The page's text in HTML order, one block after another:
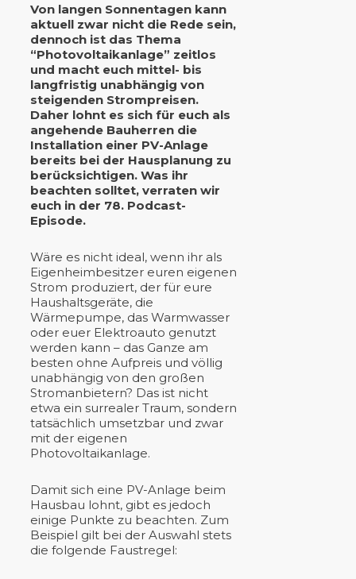
Von langen Sonnentagen kann
aktuell zwar nicht die Rede sein,
dennoch ist das Thema
“Photovoltaikanlage” zeitlos
und macht euch mittel- bis
langfristig unabhängig von
steigenden Strompreisen.
Daher lohnt es sich für euch als
angehende Bauherren die
Installation einer PV-Anlage
bereits bei der Hausplanung zu
berücksichtigen. Was ihr
beachten solltet, verraten wir
euch in der 78. Podcast-
Episode.
Wäre es nicht ideal, wenn ihr als
Eigenheimbesitzer euren eigenen
Strom produziert, der für eure
Haushaltsgeräte, die
Wärmepumpe, das Warmwasser
oder euer Elektroauto genutzt
werden kann – das Ganze am
besten ohne Aufpreis und völlig
unabhängig von den großen
Stromanbietern? Das ist nicht
etwa ein surrealer Traum, sondern
tatsächlich umsetzbar und zwar
mit der eigenen
Photovoltaikanlage.
Damit sich eine PV-Anlage beim
Hausbau lohnt, gibt es jedoch
einige Punkte zu beachten. Zum
Beispiel gilt bei der Auswahl stets
die folgende Faustregel: